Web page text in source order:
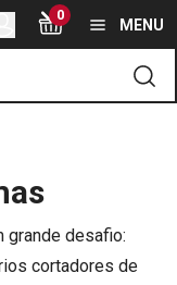
0
MENU
grande desafio:
cortadores de